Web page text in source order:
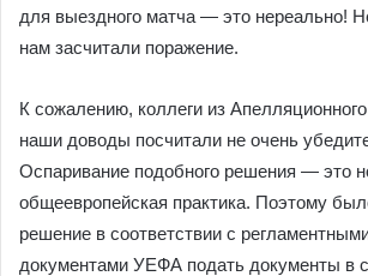
для выездного матча — это нереально!
нам засчитали поражение.
К сожалению, коллеги из
наши доводы посчитали не очень
Оспаривание подобного решения — это
общеевропейская практика. Поэтому
решение в соответствии с
документами УЕФА подать документы в